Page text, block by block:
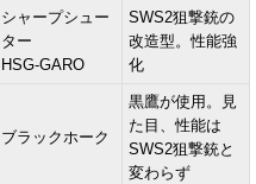
シャープシュー
ター
HSG-GARO
SWS2狙撃銃の
改造型。性能強
化
ブラックホーク
黒鷹が使用。見
た目、性能は
SWS2狙撃銃と
変わらず